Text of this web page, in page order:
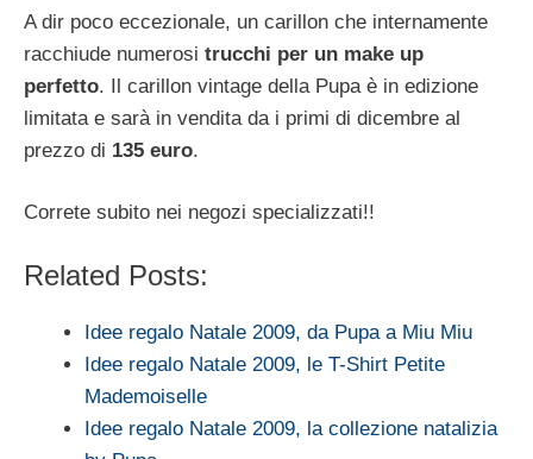
A dir poco eccezionale, un carillon che internamente
racchiude numerosi trucchi per un make up
perfetto. Il carillon vintage della Pupa è in edizione
limitata e sarà in vendita da i primi di dicembre al
prezzo di 135 euro.
Correte subito nei negozi specializzati!!
Related Posts:
Idee regalo Natale 2009, da Pupa a Miu Miu
Idee regalo Natale 2009, le T-Shirt Petite
Mademoiselle
Idee regalo Natale 2009, la collezione natalizia